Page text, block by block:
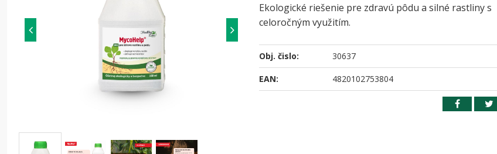
Ekologické riešenie pre zdravú pôdu a silné rastliny s
celoročným využitím.
Obj. čislo: 30637
EAN: 4820102753804